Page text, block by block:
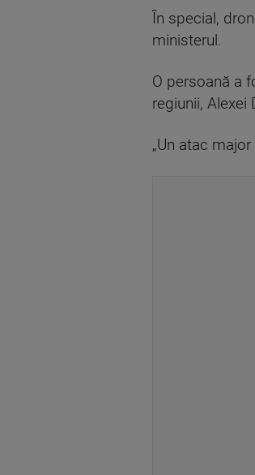
În special,
ministerul.
O persoană a
regiunii, Alexei
„Un atac